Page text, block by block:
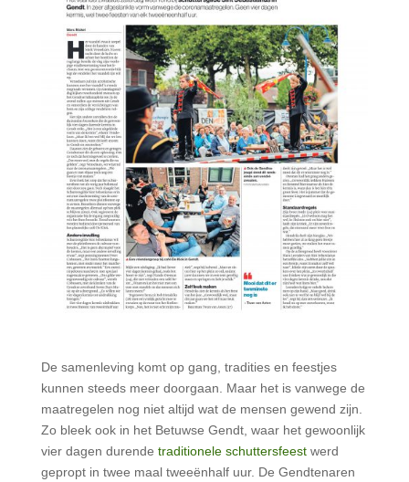
De samenleving komt op gang, tradities en feestjes
kunnen steeds meer doorgaan. Maar het is vanwege de
maatregelen nog niet altijd wat de mensen gewend zijn.
Zo bleek ook in het Betuwse Gendt, waar het gewoonlijk
vier dagen durende traditionele schuttersfeest werd
gepropt in twee maal tweeënhalf uur. De Gendtenaren